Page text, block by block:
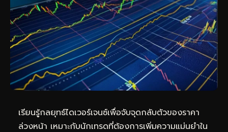
เรียนรู้กลยุทธ์ไดเวอร์เจนซ์เพื่อจับจุดกลับตัวของราคา
ล่วงหน้า เหมาะกับนักเทรดที่ต้องการเพิ่มความแม่นยำใน